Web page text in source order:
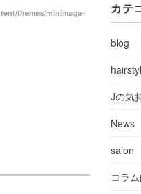
themes/minimaga-
カテ
blog
Jの気
News
salon
コラ